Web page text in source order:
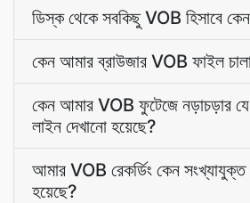
ডিস্ক থেকে সবকিছু VOB হিসাবে
কেন আমার ব্রাউজার VOB ফাইল
কেন আমার VOB ফুটেজে নড়াচড়ার
লাইন দেখানো হয়েছে?
আমার VOB রেকর্ডিং কেন
হয়েছে?